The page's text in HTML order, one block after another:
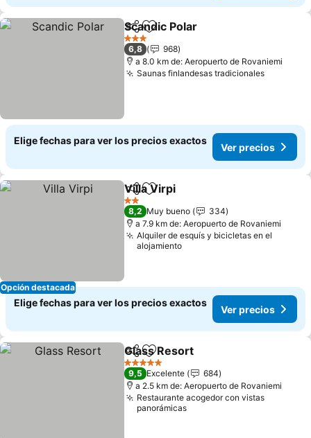
CompartirAgregar a favoritos
Scandic Polar
3 Estrellas
6,8
968
a 8.0 km de: Aeropuerto de Rovaniemi
Saunas finlandesas tradicionalesVer
Elige fechas para ver los precios exactos
Ver precios
Opción destacada
CompartirAgregar a favoritos
Villa Virpi
2 Estrellas
8,2 Muy bueno
334
a 7.9 km de: Aeropuerto de Rovaniemi
Alquiler de esquís y bicicletas en el
alojamiento
Elige fechas para ver los precios exactos
Ver precios
CompartirAgregar a favoritos
Glass Resort
5 Estrellas
9,5 Excelente
684
a 2.5 km de: Aeropuerto de Rovaniemi
Restaurante acogedor con vistas
panorámicas